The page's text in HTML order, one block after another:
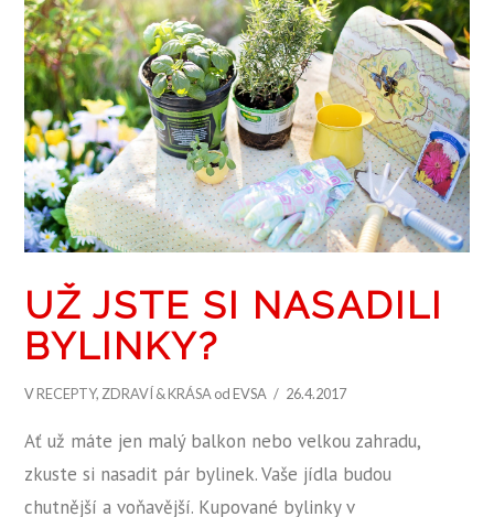
UŽ JSTE SI NASADILI
BYLINKY?
VRECEPTY, ZDRAVÍ & KRÁSA od EVSA 26.4.2017
Ať už máte jen malý balkon nebo velkou zahradu,
zkuste si nasadit pár bylinek. Vaše jídla budou
chutnější a voňavější. Kupované bylinky v